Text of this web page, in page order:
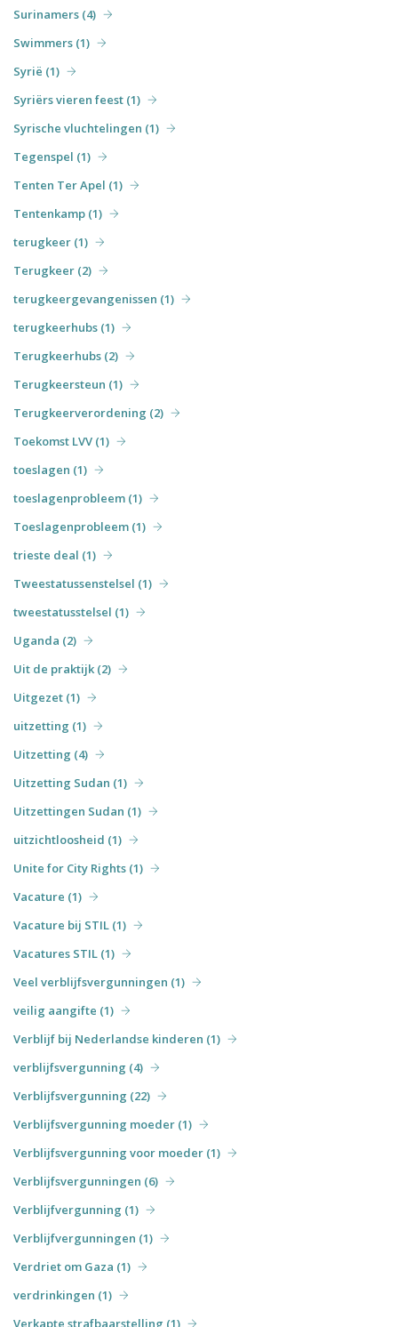
Surinamers (4)
Swimmers (1)
Syrië (1)
Syriërs vieren feest (1)
Syrische vluchtelingen (1)
Tegenspel (1)
Tenten Ter Apel (1)
Tentenkamp (1)
terugkeer (1)
Terugkeer (2)
terugkeergevangenissen (1)
terugkeerhubs (1)
Terugkeerhubs (2)
Terugkeersteun (1)
Terugkeerverordening (2)
Toekomst LVV (1)
toeslagen (1)
toeslagenprobleem (1)
Toeslagenprobleem (1)
trieste deal (1)
Tweestatussenstelsel (1)
tweestatusstelsel (1)
Uganda (2)
Uit de praktijk (2)
Uitgezet (1)
uitzetting (1)
Uitzetting (4)
Uitzetting Sudan (1)
Uitzettingen Sudan (1)
uitzichtloosheid (1)
Unite for City Rights (1)
Vacature (1)
Vacature bij STIL (1)
Vacatures STIL (1)
Veel verblijfsvergunningen (1)
veilig aangifte (1)
Verblijf bij Nederlandse kinderen (1)
verblijfsvergunning (4)
Verblijfsvergunning (22)
Verblijfsvergunning moeder (1)
Verblijfsvergunning voor moeder (1)
Verblijfsvergunningen (6)
Verblijfvergunning (1)
Verblijfvergunningen (1)
Verdriet om Gaza (1)
verdrinkingen (1)
Verkapte strafbaarstelling (1)